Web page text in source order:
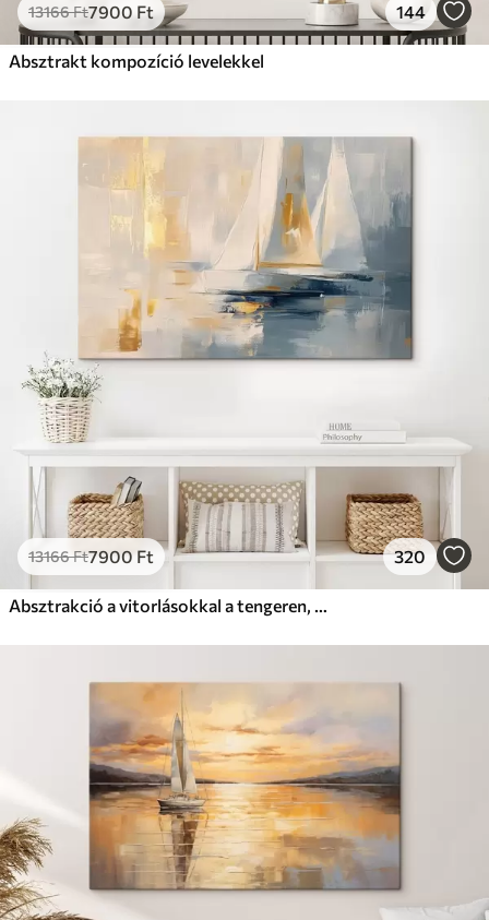
13166Ft7900 Ft 144
Absztrakt kompozíció levelekkel
13166Ft7900 Ft 320
Absztrakció a vitorlásokkal a tengeren, akril stílusban, naplemente